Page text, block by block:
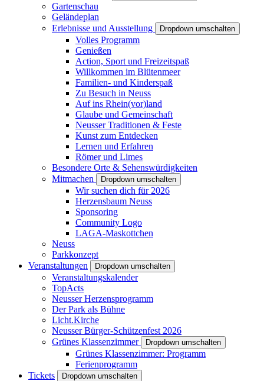
Gartenschau
Geländeplan
Erlebnisse und Ausstellung
Dropdown umschalten
Volles Programm
Genießen
Action, Sport und Freizeitspaß
Willkommen im Blütenmeer
Familien- und Kinderspaß
Zu Besuch in Neuss
Auf ins Rhein(vor)land
Glaube und Gemeinschaft
Neusser Traditionen & Feste
Kunst zum Entdecken
Lernen und Erfahren
Römer und Limes
Besondere Orte & Sehenswürdigkeiten
Mitmachen
Dropdown umschalten
Wir suchen dich für 2026
Herzensbaum Neuss
Sponsoring
Community Logo
LAGA-Maskottchen
Neuss
Parkkonzept
Veranstaltungen
Dropdown umschalten
Veranstaltungskalender
TopActs
Neusser Herzensprogramm
Der Park als Bühne
Licht.Kirche
Neusser Bürger-Schützenfest 2026
Grünes Klassenzimmer
Dropdown umschalten
Grünes Klassenzimmer: Programm
Ferienprogramm
Tickets
Dropdown umschalten